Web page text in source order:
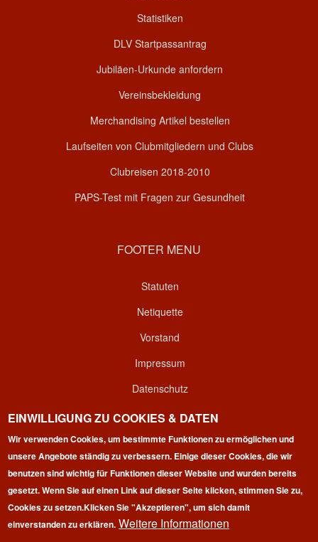
Statistiken
DLV Startpassantrag
Jubiläen-Urkunde anfordern
Vereinsbekleidung
Merchandising Artikel bestellen
Laufseiten von Clubmitgliedern und Clubs
Clubreisen 2018-2010
PAPS-Test mit Fragen zur Gesundheit
FOOTER MENU
Statuten
Netiquette
Vorstand
Impressum
Datenschutz
Kontakt
Login
Copyright © 2026 | 100 Marathon Club Deutschland e.V. | All
EINWILLIGUNG ZU COOKIES & DATEN
Wir verwenden Cookies, um bestimmte Funktionen zu ermöglichen und
unsere Angebote ständig zu verbessern. Einige dieser Cookies, die wir
benutzen sind wichtig für Funktionen dieser Website und wurden bereits
gesetzt. Wenn Sie auf einen Link auf dieser Seite klicken, stimmen Sie zu,
Cookies zu setzen.Klicken Sie "Akzeptieren", um sich damit
einverstanden zu erklären. Weitere Informationen